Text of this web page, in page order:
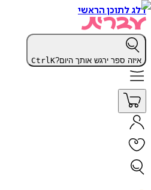
דלג לתוכן הראשי
איזה ספר ירגש אותך היום? CtrlK